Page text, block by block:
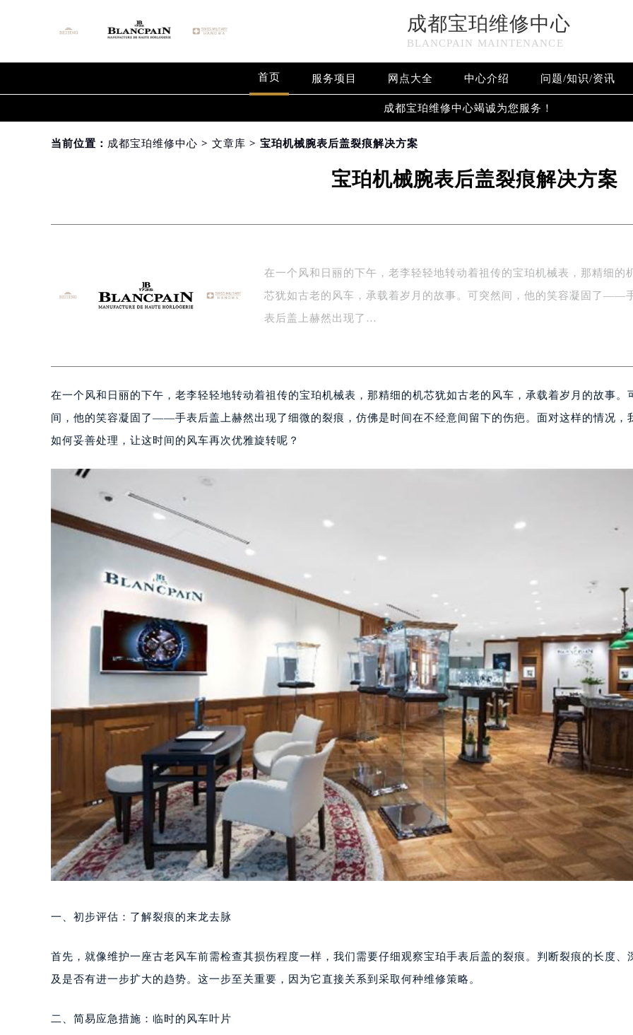
成都宝珀维修中心
BLANCPAIN MAINTENANCE
首页 服务项目 网点大全 中心介绍 问题/知识/资讯
成都宝珀维修中心竭诚为您服务！
当前位置： 成都宝珀维修中心 > 文章库 > 宝珀机械腕表后盖裂痕解决方案
宝珀机械腕表后盖裂痕解决方案
在一个风和日丽的下午，老李轻轻地转动着祖传的宝珀机械表，那精细的
芯犹如古老的风车，承载着岁月的故事。可突然间，他的笑容凝固了——
表后盖上赫然出现了…
在一个风和日丽的下午，老李轻轻地转动着祖传的宝珀机械表，那精细的机芯犹如古老的风车，承载着岁月的故事。
间，他的笑容凝固了——手表后盖上赫然出现了细微的裂痕，仿佛是时间在不经意间留下的伤疤。面对这样的情况，
如何妥善处理，让这时间的风车再次优雅旋转呢？
一、初步评估：了解裂痕的来龙去脉
首先，就像维护一座古老风车前需检查其损伤程度一样，我们需要仔细观察宝珀手表后盖的裂痕。判断裂痕的长度、
及是否有进一步扩大的趋势。这一步至关重要，因为它直接关系到采取何种维修策略。
二、简易应急措施：临时的风车叶片